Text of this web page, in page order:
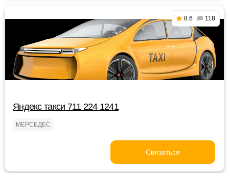
8.6 118
Яндекс такси 711 224 1241
МЕРСЕДЕС
Связаться